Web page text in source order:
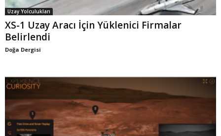
Uzay Yolculukları
XS-1 Uzay Aracı İçin Yüklenici Firmalar
Belirlendi
Doğa Dergisi